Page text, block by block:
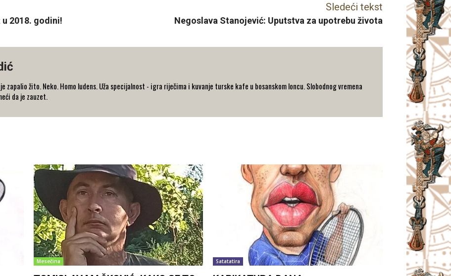
2018. godini!
Sledeći tekst
Negoslava Stanojević: Uputstva za upotrebu života
zapalio žito. Neko. Homo ludens. Uža specijalnost - igra riječima i kuvanje turske kafe u bosanskom loncu. Slobodnog vremena
da je zauzet.
Mesečina Satatatira